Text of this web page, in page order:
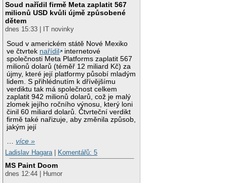
Soud nařídil firmě Meta zaplatit 567
milionů USD kvůli újmě způsobené
dětem
dnes 15:33 | IT novinky
Soud v americkém státě Nové Mexiko
ve čtvrtek nařídil
internetové
společnosti Meta Platforms zaplatit 567
milionů dolarů (téměř 12 miliard Kč) za
újmy, které její platformy působí mladým
lidem. S přihlédnutím k dřívějšímu
verdiktu tak má společnost celkem
zaplatit 942 milionů dolarů, což je malý
zlomek jejího ročního výnosu, který loni
činil 60 miliard dolarů. Čtvrteční verdikt
firmě také nařizuje, aby změnila způsob,
jakým její
…více »
Ladislav Hagara
Komentářů: 5
MS Paint Doom
dnes 12:44 | Humor